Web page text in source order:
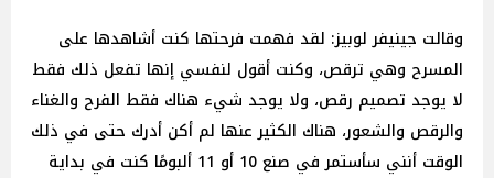
وقالت جينيفر لوبيز: لقد فهمت فرحتها كنت أشاهدها على
المسرح وهي ترقص، وكنت أقول لنفسي إنها تفعل ذلك فقط
لا يوجد تصميم رقص، ولا يوجد شيء هناك فقط الفرح والغناء
والرقص والشعور، هناك الكثير عنها لم أكن أدرك حتى في ذلك
الوقت أنني سأستمر في صنع 10 أو 11 ألبومًا كنت في بداية